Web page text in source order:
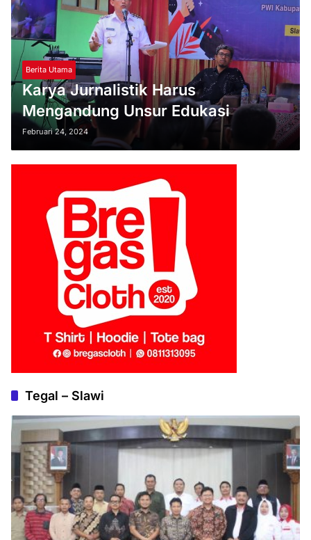
Berita Utama
Karya Jurnalistik Harus
Mengandung Unsur Edukasi
Februari 24, 2024
Tegal – Slawi